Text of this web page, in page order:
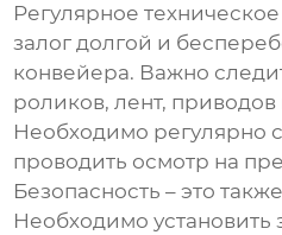
Регулярное
залог долгой и
конвейера. Важно
роликов, лент, приводов
Необходимо регулярно
проводить осмотр на
Безопасность – это
Необходимо